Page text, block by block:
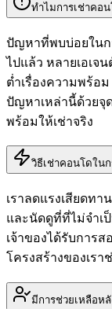
ทำไมการเช่าคอ
ปัญหาที่พบบ่อยในก
ไปแล้ว หลายเอเจ
ต่ำเรื่องความพร้อม
ปัญหาเหล่านี้ด้วยจุ
พร้อมให้เช่าจริง
วิธีเช่าคอนโดใน
เราลดแรงเสียดท
และนัดดูที่ที่ไม่จำเ
เจ้าของได้รับการ
โครงสร้างของเร
มีการช่วยเหลือห